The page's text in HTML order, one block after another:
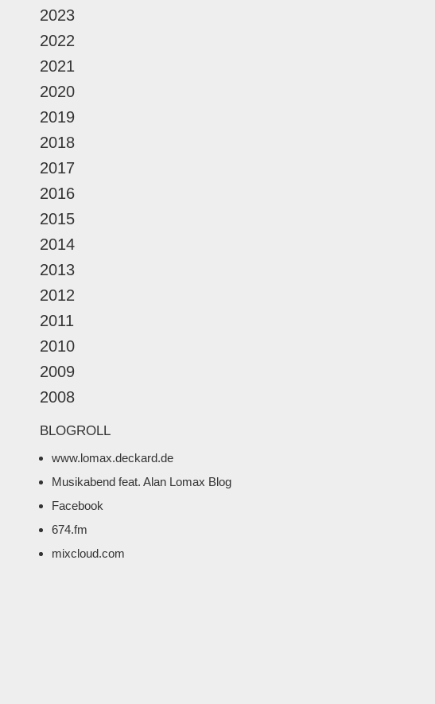
2023
2022
2021
2020
2019
2018
2017
2016
2015
2014
2013
2012
2011
2010
2009
2008
BLOGROLL
www.lomax.deckard.de
Musikabend feat. Alan Lomax Blog
Facebook
674.fm
mixcloud.com